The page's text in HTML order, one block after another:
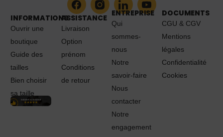
INFORMATIONS
Ouvrir une
boutique
Guide des
tailles
Bien choisir
sa taille
ASSISTANCE
Livraison
Option
prénom
Conditions
de retour
ENTREPRISE
Qui
sommes-
nous
Notre
savoir-faire
Nous
contacter
Notre
engagement
DOCUMENTS
CGU & CGV
Mentions
légales
Confidentialité
Cookies